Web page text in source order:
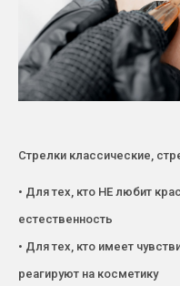
Стрелки классические,
• Для тех, кто НЕ любит
естественность
• Для тех, кто имеет
реагируют на косметику